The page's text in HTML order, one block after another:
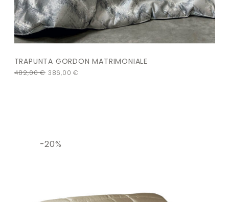
TRAPUNTA GORDON MATRIMONIALE
482,00€ 386,00€
-20%